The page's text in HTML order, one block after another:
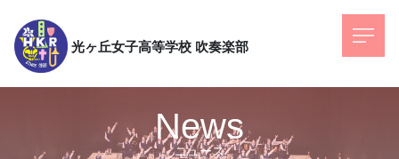
光ヶ丘女子高等学校 吹奏楽部
ニュース
News